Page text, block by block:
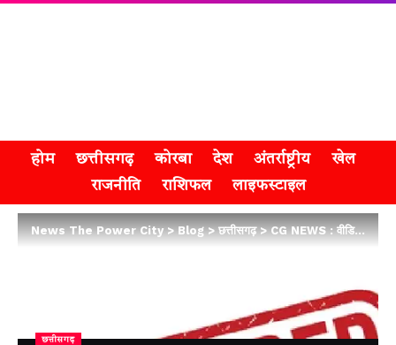
होम छत्तीसगढ़ कोरबा देश अंतर्राष्ट्रीय
खेल
राजनीति
राशिफल लाइफस्टाइल
News The Power City>Blog>छत्तीसगढ़>CG NEWS : वीडियो वायरल होते ही SP का एक्शन, रिश्वत के आरोप में प्रधान आरक्षक निलंबित
छत्तीसगढ़